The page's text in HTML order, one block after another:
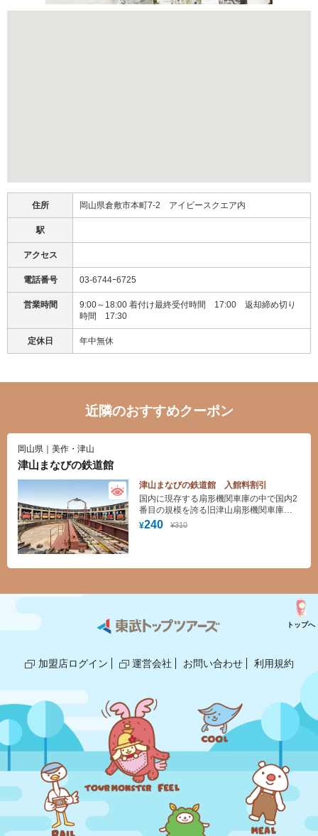
住所 岡山県倉敷市本町7-2 アイビースクエア内
駅
アクセス
電話番号 03-6744ｰ6725
営業時間
9:00～18:00 着付け最終受付時間 17:00 返却締め切り
時間 17:30
定休日 年中無休
近隣のおすすめクーポン
岡山県｜美作・津山
津山まなびの鉄道館
津山まなびの鉄道館 入館料割引
¥240 ¥310
国内に現存する扇形機関車庫の中で国内2
番目の規模を誇る旧津山扇形機関車庫や
13両の貴重な車両を展示。津山の町並み
ことを学べる施設です。クーポンをご利
加盟店ログイン 運営会社 お問い合わせ 利用規約
トップへ